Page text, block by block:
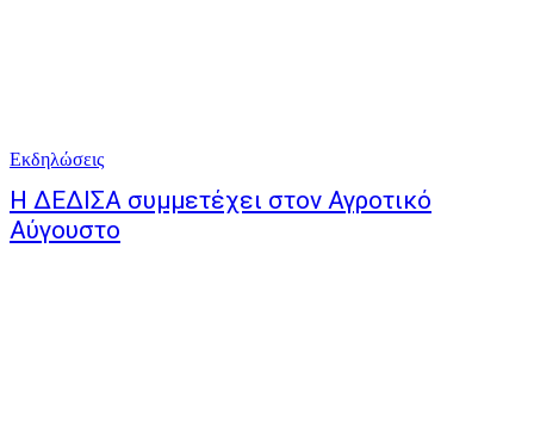
Εκδηλώσεις
Η ΔΕΔΙΣΑ συμμετέχει στον Αγροτικό
Αύγουστο